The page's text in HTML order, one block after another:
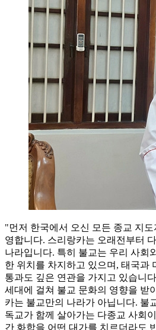
"먼저 한국에서 오신 모든 종교 지
영합니다. 스리랑카는 오래전부터
나라입니다. 특히 불교는 우리 사회
한 위치를 차지하고 있으며, 태국과
통과도 깊은 연관을 가지고 있습니
세대에 걸쳐 불교 문화의 영향을 받
카는 불교만의 나라가 아닙니다. 불
독교가 함께 살아가는 다종교 사회
간 화합을 어떤 대가를 치르더라도